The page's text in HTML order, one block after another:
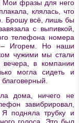
Мои фразы для него
клялась, что
Брошу всё, лишь бы
с выпивкой,
телефона номера
– Игорем. Но наши
чужими мы стали
вечера, в компании
могла сидеть и
дома, ничего не
завибрировал,
подняла трубку и